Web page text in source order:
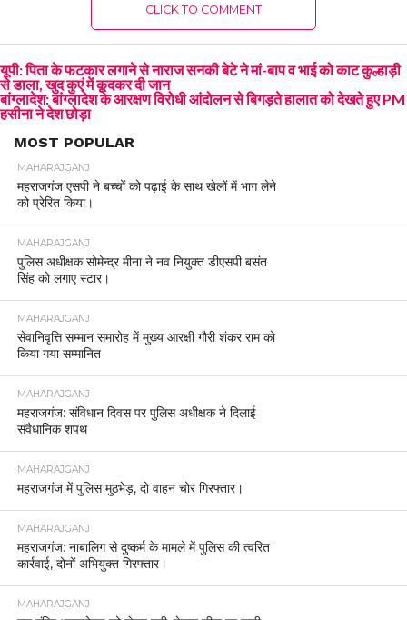
CLICK TO COMMENT
यूपी: पिता के फटकार लगाने से नाराज सनकी बेटे ने मां-बाप व भाई को काट कुल्हाड़ी
से डाला, खुद कुएं में कूदकर दी जान
बांग्लादेश: बांग्लादेश के आरक्षण विरोधी आंदोलन से बिगड़ते हालात को देखते हुए PM
हसीना ने देश छोड़ा
MOST POPULAR
MAHARAJGANJ
महराजगंज एसपी ने बच्चों को पढ़ाई के साथ खेलों में भाग लेने
को प्रेरित किया।
MAHARAJGANJ
पुलिस अधीक्षक सोमेन्द्र मीना ने नव नियुक्त डीएसपी बसंत
सिंह को लगाए स्टार।
MAHARAJGANJ
सेवानिवृत्ति सम्मान समारोह में मुख्य आरक्षी गौरी शंकर राम को
किया गया सम्मानित
MAHARAJGANJ
महराजगंज: संविधान दिवस पर पुलिस अधीक्षक ने दिलाई
संवैधानिक शपथ
MAHARAJGANJ
महराजगंज में पुलिस मुठभेड़, दो वाहन चोर गिरफ्तार।
MAHARAJGANJ
महराजगंज: नाबालिग से दुष्कर्म के मामले में पुलिस की त्वरित
कार्रवाई, दोनों अभियुक्त गिरफ्तार।
MAHARAJGANJ